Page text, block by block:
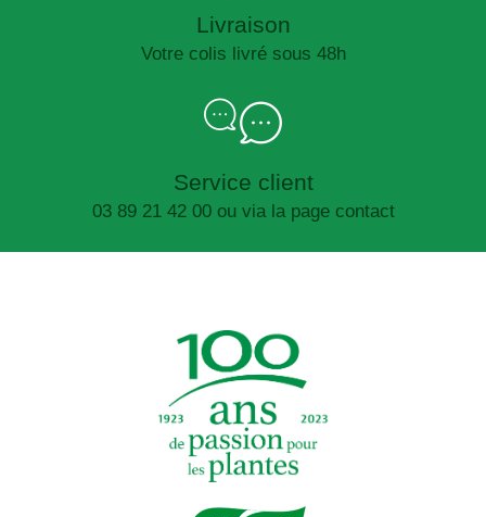
Livraison
Votre colis livré sous 48h
Service client
03 89 21 42 00 ou via la page contact